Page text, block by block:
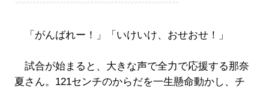
「がんばれー！」「いけいけ、おせおせ！」
試合が始まると、大きな声で全力で応援する那奈
夏さん。121センチのからだを一生懸命動かし、チ